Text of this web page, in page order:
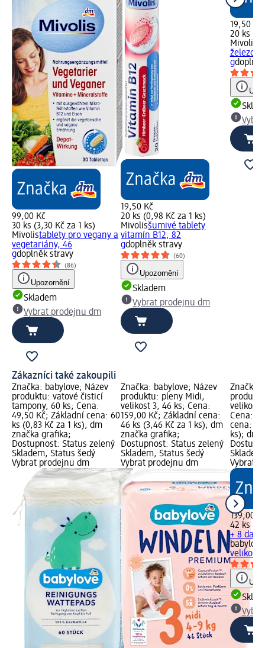
99,00 Kč
30 ks (3,30 Kč za 1 ks)
Mivolistablety pro vegany a
vegetariány, 46
gdoplněk stravy
(86)
Upozornění
Skladem
Vybrat prodejnu dm
19,50 Kč
20 ks (0,98 Kč za 1 ks)
Mivolisšumivé tablety
vitamín B12, 82
gdoplněk stravy
(60)
Upozornění
Skladem
Vybrat prodejnu dm
19,50 Kč
20 ks
Mivolis
železo a
g
Zákazníci také zakoupili
Značka: babylove; Název
produktu: vatové čisticí
tampony, 60 ks; Cena:
49,50 Kč; Základní cena: 60
ks (0,83 Kč za 1 ks); dm
značka grafika;
Dostupnost: Status zelený
Skladem, Status šedý
Vybrat prodejnu dm
Značka: babylove; Název
produktu: pleny Midi,
velikost 3, 46 ks; Cena:
159,00 Kč; Základní cena:
46 ks (3,46 Kč za 1 ks); dm
značka grafika;
Dostupnost: Status zelený
Skladem, Status šedý
Vybrat prodejnu dm
Značka:
velikost
Cena:
cena: 42
ks); dm
Vybrat
139,00
42 ks
+ 8
babylove
velikost